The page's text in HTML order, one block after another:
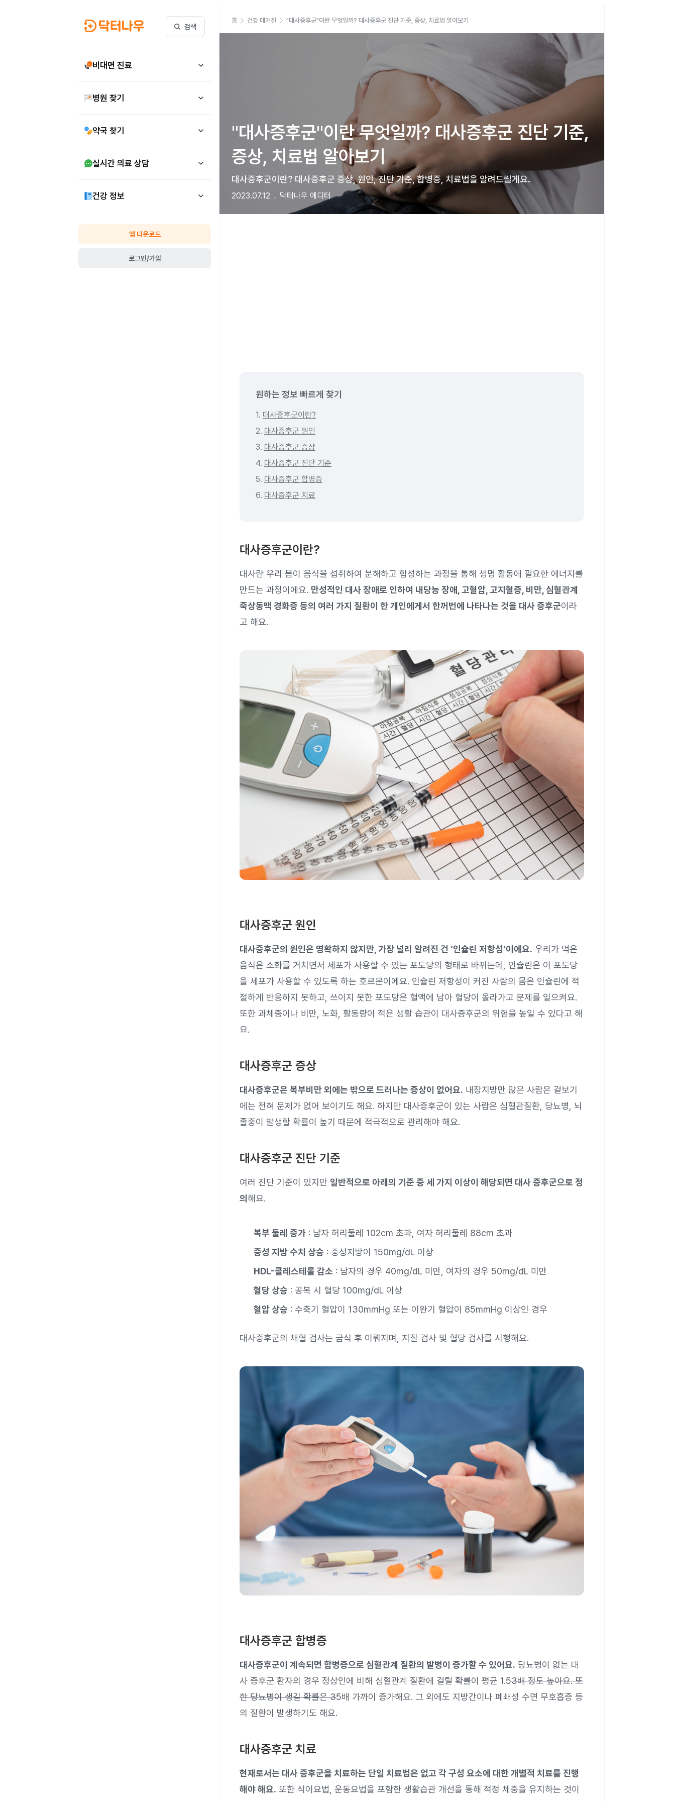
검색
비대면 진료
병원 찾기
약국 찾기
실시간 의료 상담
건강 정보
앱 다운로드
로그인/가입
홈 건강 매거진 "대사증후군"이란 무엇일까? 대사증후군 진단 기준, 증상, 치료법 알아보기
"대사증후군"이란 무엇일까? 대사증후군 진단 기준,
증상, 치료법 알아보기
대사증후군이란? 대사증후군 증상, 원인, 진단 기준, 합병증, 치료법을 알려드릴게요.
2023.07.12 닥터나우 에디터
원하는 정보 빠르게 찾기
1. 대사증후군이란?
2. 대사증후군 원인
3. 대사증후군 증상
4. 대사증후군 진단 기준
5. 대사증후군 합병증
6. 대사증후군 치료
대사증후군이란?
대사란 우리 몸이 음식을 섭취하여 분해하고 합성하는 과정을 통해 생명 활동에 필요한 에너지를
만드는 과정이에요. 만성적인 대사 장애로 인하여 내당능 장애, 고혈압, 고지혈증, 비만, 심혈관계
죽상동맥 경화증 등의 여러 가지 질환이 한 개인에게서 한꺼번에 나타나는 것을 대사 증후군이라
고 해요.
대사증후군 원인
대사증후군의 원인은 명확하지 않지만, 가장 널리 알려진 건 ‘인슐린 저항성’이에요. 우리가 먹은
음식은 소화를 거치면서 세포가 사용할 수 있는 포도당의 형태로 바뀌는데, 인슐린은 이 포도당
을 세포가 사용할 수 있도록 하는 호르몬이에요. 인슐린 저항성이 커진 사람의 몸은 인슐린에 적
절하게 반응하지 못하고, 쓰이지 못한 포도당은 혈액에 남아 혈당이 올라가고 문제를 일으켜요.
또한 과체중이나 비만, 노화, 활동량이 적은 생활 습관이 대사증후군의 위험을 높일 수 있다고 해
요.
대사증후군 증상
대사증후군은 복부비만 외에는 밖으로 드러나는 증상이 없어요. 내장지방만 많은 사람은 겉보기
에는 전혀 문제가 없어 보이기도 해요. 하지만 대사증후군이 있는 사람은 심혈관질환, 당뇨병, 뇌
졸중이 발생할 확률이 높기 때문에 적극적으로 관리해야 해요.
대사증후군 진단 기준
여러 진단 기준이 있지만 일반적으로 아래의 기준 중 세 가지 이상이 해당되면 대사 증후군으로 정
의해요.
복부 둘레 증가 : 남자 허리둘레 102cm 초과, 여자 허리둘레 88cm 초과
중성 지방 수치 상승 : 중성지방이 150mg/dL 이상
HDL-콜레스테롤 감소 : 남자의 경우 40mg/dL 미만, 여자의 경우 50mg/dL 미만
혈당 상승 : 공복 시 혈당 100mg/dL 이상
혈압 상승 : 수축기 혈압이 130mmHg 또는 이완기 혈압이 85mmHg 이상인 경우
대사증후군의 채혈 검사는 금식 후 이뤄지며, 지질 검사 및 혈당 검사를 시행해요.
대사증후군 합병증
대사증후군이 계속되면 합병증으로 심혈관계 질환의 발병이 증가할 수 있어요. 당뇨병이 없는 대
사 증후군 환자의 경우 정상인에 비해 심혈관계 질환에 걸릴 확률이 평균 1.53배 정도 높아요. 또
한 당뇨병이 생길 확률은 35배 가까이 증가해요. 그 외에도 지방간이나 폐쇄성 수면 무호흡증 등
의 질환이 발생하기도 해요.
대사증후군 치료
현재로서는 대사 증후군을 치료하는 단일 치료법은 없고 각 구성 요소에 대한 개별적 치료를 진행
해야 해요. 또한 식이요법, 운동요법을 포함한 생활습관 개선을 통해 적정 체중을 유지하는 것이